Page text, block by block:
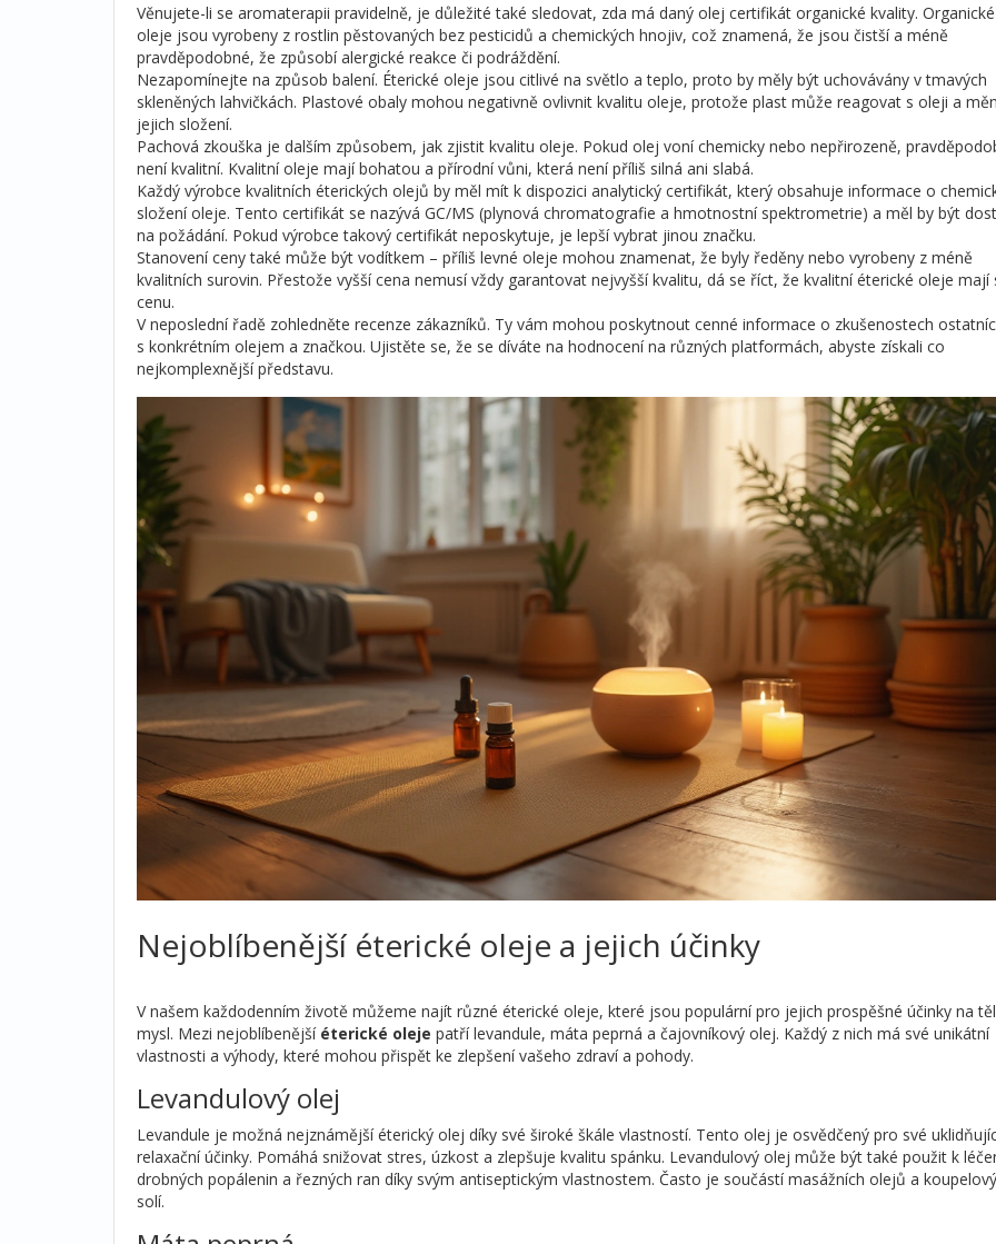
Věnujete-li se aromaterapii pravidelně, je důležité také sledovat, zda má daný olej certifikát organické kvality. Organické
oleje jsou vyrobeny z rostlin pěstovaných bez pesticidů a chemických hnojiv, což znamená, že jsou čistší a méně
pravděpodobné, že způsobí alergické reakce či podráždění.
Nezapomínejte na způsob balení. Éterické oleje jsou citlivé na světlo a teplo, proto by měly být uchovávány v tmavých
skleněných lahvičkách. Plastové obaly mohou negativně ovlivnit kvalitu oleje, protože plast může reagovat s oleji a
jejich složení.
Pachová zkouška je dalším způsobem, jak zjistit kvalitu oleje. Pokud olej voní chemicky nebo nepřirozeně,
není kvalitní. Kvalitní oleje mají bohatou a přírodní vůni, která není příliš silná ani slabá.
Každý výrobce kvalitních éterických olejů by měl mít k dispozici analytický certifikát, který obsahuje informace o
složení oleje. Tento certifikát se nazývá GC/MS (plynová chromatografie a hmotnostní spektrometrie) a měl by být
na požádání. Pokud výrobce takový certifikát neposkytuje, je lepší vybrat jinou značku.
Stanovení ceny také může být vodítkem – příliš levné oleje mohou znamenat, že byly ředěny nebo vyrobeny z méně
kvalitních surovin. Přestože vyšší cena nemusí vždy garantovat nejvyšší kvalitu, dá se říct, že kvalitní éterické oleje mají
cenu.
V neposlední řadě zohledněte recenze zákazníků. Ty vám mohou poskytnout cenné informace o zkušenostech
s konkrétním olejem a značkou. Ujistěte se, že se díváte na hodnocení na různých platformách, abyste získali co
nejkomplexnější představu.
Nejoblíbenější éterické oleje a jejich účinky
V našem každodenním životě můžeme najít různé éterické oleje, které jsou populární pro jejich prospěšné účinky na
mysl. Mezi nejoblíbenější éterické oleje patří levandule, máta peprná a čajovníkový olej. Každý z nich má své unikátní
vlastnosti a výhody, které mohou přispět ke zlepšení vašeho zdraví a pohody.
Levandulový olej
Levandule je možná nejznámější éterický olej díky své široké škále vlastností. Tento olej je osvědčený pro své
relaxační účinky. Pomáhá snižovat stres, úzkost a zlepšuje kvalitu spánku. Levandulový olej může být také použit k
drobných popálenin a řezných ran díky svým antiseptickým vlastnostem. Často je součástí masážních olejů a
solí.